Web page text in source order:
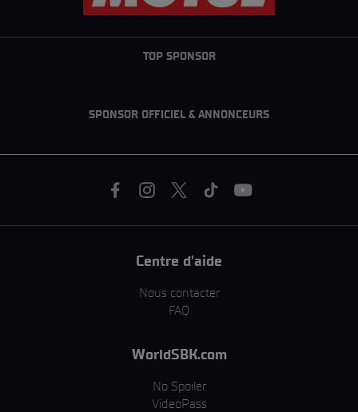
TOP SPONSOR
SPONSOR OFFICIEL & ANNONCEURS
Centre d'aide
Nous contacter
FAQ
WorldSBK.com
No Spoiler
VideoPass